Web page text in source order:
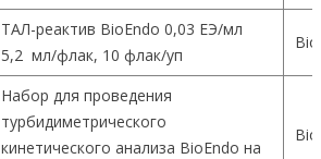
ТАЛ-реактив BioEndo 0,03 ЕЭ/мл
5,2 мл/флак, 10 флак/уп
Набор для проведения
турбидиметрического
кинетического анализа BioEndo на